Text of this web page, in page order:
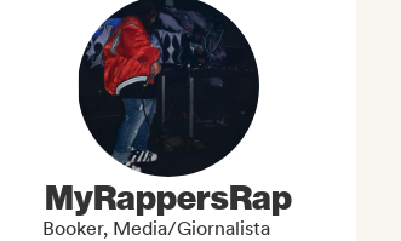
MyRappersRap
Booker, Media/Giornalista